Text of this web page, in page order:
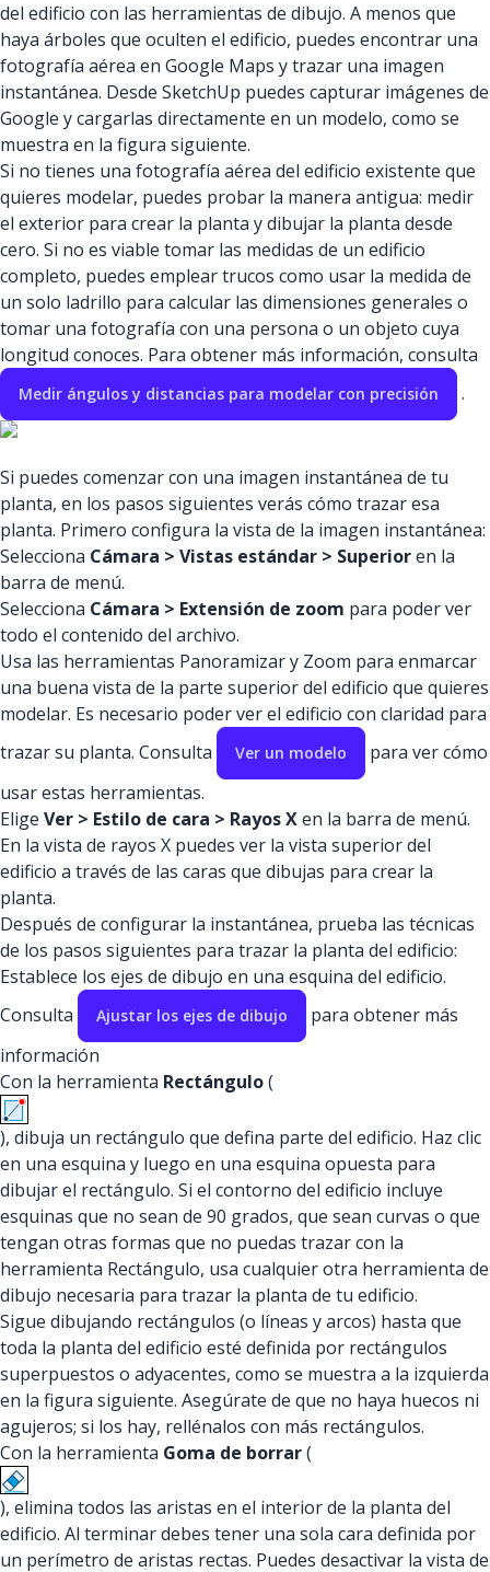
del edificio con las herramientas de dibujo. A menos que
haya árboles que oculten el edificio, puedes encontrar una
fotografía aérea en Google Maps y trazar una imagen
instantánea. Desde SketchUp puedes capturar imágenes de
Google y cargarlas directamente en un modelo, como se
muestra en la figura siguiente.
Si no tienes una fotografía aérea del edificio existente que
quieres modelar, puedes probar la manera antigua: medir
el exterior para crear la planta y dibujar la planta desde
cero. Si no es viable tomar las medidas de un edificio
completo, puedes emplear trucos como usar la medida de
un solo ladrillo para calcular las dimensiones generales o
tomar una fotografía con una persona o un objeto cuya
longitud conoces. Para obtener más información, consulta
Medir ángulos y distancias para modelar con precisión .
Si puedes comenzar con una imagen instantánea de tu
planta, en los pasos siguientes verás cómo trazar esa
planta. Primero configura la vista de la imagen instantánea:
Selecciona Cámara > Vistas estándar > Superioren la
barra de menú.
Selecciona Cámara > Extensión de zoom para poder ver
todo el contenido del archivo.
Usa las herramientas Panoramizar y Zoom para enmarcar
una buena vista de la parte superior del edificio que quieres
modelar. Es necesario poder ver el edificio con claridad para
trazar su planta. Consulta
Ver un modelo
para ver cómo
usar estas herramientas.
Elige Ver > Estilo de cara > Rayos Xen la barra de menú.
En la vista de rayos X puedes ver la vista superior del
edificio a través de las caras que dibujas para crear la
planta.
Después de configurar la instantánea, prueba las técnicas
de los pasos siguientes para trazar la planta del edificio:
Establece los ejes de dibujo en una esquina del edificio.
Consulta
Ajustar los ejes de dibujo
para obtener más
información
Con la herramienta Rectángulo(
), dibuja un rectángulo que defina parte del edificio. Haz clic
en una esquina y luego en una esquina opuesta para
dibujar el rectángulo. Si el contorno del edificio incluye
esquinas que no sean de 90 grados, que sean curvas o que
tengan otras formas que no puedas trazar con la
herramienta Rectángulo, usa cualquier otra herramienta de
dibujo necesaria para trazar la planta de tu edificio.
Sigue dibujando rectángulos (o líneas y arcos) hasta que
toda la planta del edificio esté definida por rectángulos
superpuestos o adyacentes, como se muestra a la izquierda
en la figura siguiente. Asegúrate de que no haya huecos ni
agujeros; si los hay, rellénalos con más rectángulos.
Con la herramienta Goma de borrar(
), elimina todos las aristas en el interior de la planta del
edificio. Al terminar debes tener una sola cara definida por
un perímetro de aristas rectas. Puedes desactivar la vista de